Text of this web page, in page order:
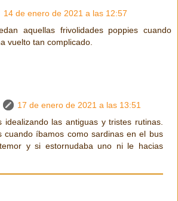
14 de enero de 2021 a las 12:57
aquellas frivolidades poppies cuando
vuelto tan complicado.
17 de enero de 2021 a las 13:51
idealizando las antiguas y tristes rutinas.
cuando íbamos como sardinas en el bus
y si estornudaba uno ni le hacias